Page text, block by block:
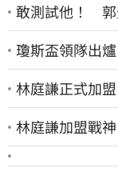
敢測試他！ 郭
瓊斯盃領隊出
林庭謙正式加
林庭謙加盟戰